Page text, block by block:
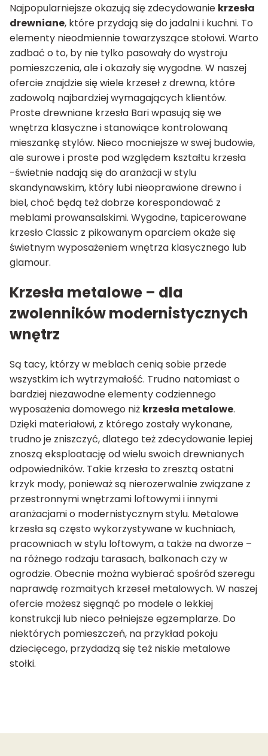
Najpopularniejsze okazują się zdecydowanie krzesła
drewniane, które przydają się do jadalni i kuchni. To
elementy nieodmiennie towarzyszące stołowi. Warto
zadbać o to, by nie tylko pasowały do wystroju
pomieszczenia, ale i okazały się wygodne. W naszej
ofercie znajdzie się wiele krzeseł z drewna, które
zadowolą najbardziej wymagających klientów.
Proste drewniane krzesła Bari wpasują się we
wnętrza klasyczne i stanowiące kontrolowaną
mieszankę stylów. Nieco mocniejsze w swej budowie,
ale surowe i proste pod względem kształtu krzesła
-świetnie nadają się do aranżacji w stylu
skandynawskim, który lubi nieoprawione drewno i
biel, choć będą też dobrze korespondować z
meblami prowansalskimi. Wygodne, tapicerowane
krzesło Classic z pikowanym oparciem okaże się
świetnym wyposażeniem wnętrza klasycznego lub
glamour.
Krzesła metalowe – dla
zwolenników modernistycznych
wnętrz
Są tacy, którzy w meblach cenią sobie przede
wszystkim ich wytrzymałość. Trudno natomiast o
bardziej niezawodne elementy codziennego
wyposażenia domowego niż krzesła metalowe.
Dzięki materiałowi, z którego zostały wykonane,
trudno je zniszczyć, dlatego też zdecydowanie lepiej
znoszą eksploatację od wielu swoich drewnianych
odpowiedników. Takie krzesła to zresztą ostatni
krzyk mody, ponieważ są nierozerwalnie związane z
przestronnymi wnętrzami loftowymi i innymi
aranżacjami o modernistycznym stylu. Metalowe
krzesła są często wykorzystywane w kuchniach,
pracowniach w stylu loftowym, a także na dworze –
na różnego rodzaju tarasach, balkonach czy w
ogrodzie. Obecnie można wybierać spośród szeregu
naprawdę rozmaitych krzeseł metalowych. W naszej
ofercie możesz sięgnąć po modele o lekkiej
konstrukcji lub nieco pełniejsze egzemplarze. Do
niektórych pomieszczeń, na przykład pokoju
dziecięcego, przydadzą się też niskie metalowe
stołki.